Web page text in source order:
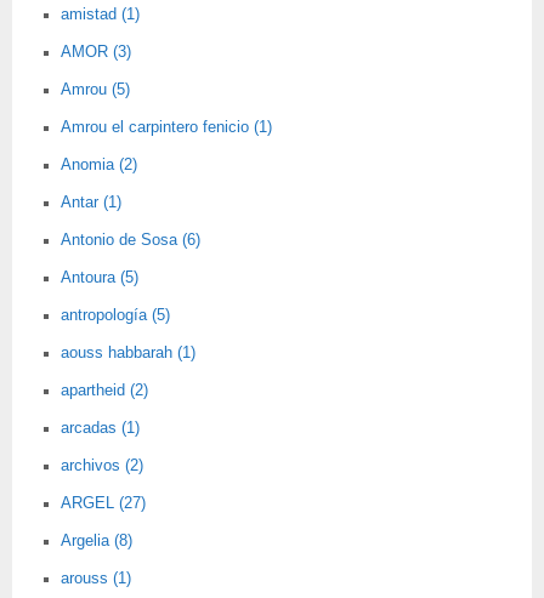
amistad (1)
AMOR (3)
Amrou (5)
Amrou el carpintero fenicio (1)
Anomia (2)
Antar (1)
Antonio de Sosa (6)
Antoura (5)
antropología (5)
aouss habbarah (1)
apartheid (2)
arcadas (1)
archivos (2)
ARGEL (27)
Argelia (8)
arouss (1)